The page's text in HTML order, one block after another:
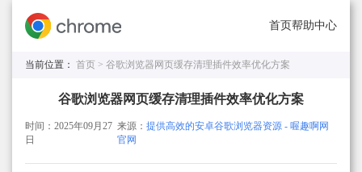
首页帮助中心
当前位置： 首页 > 谷歌浏览器网页缓存清理插件效率优化方案
谷歌浏览器网页缓存清理插件效率优化方案
时间：2025年09月27
日
来源：提供高效的安卓谷歌浏览器资源 - 喔趣啊网
官网